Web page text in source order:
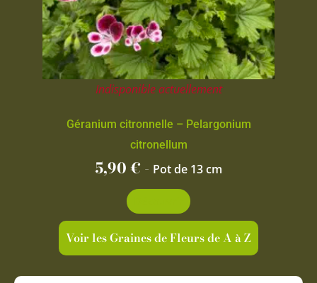
Indisponible actuellement
Géranium citronnelle – Pelargonium
citronellum
5,90€ - Pot de 13 cm
Voir les Graines de Fleurs de A à Z